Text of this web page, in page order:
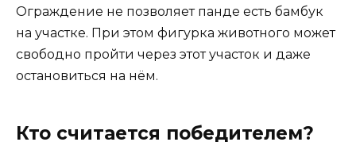
Ограждение не позволяет панде есть бамбук
на участке. При этом фигурка животного может
свободно пройти через этот участок и даже
остановиться на нём.
Кто считается победителем?